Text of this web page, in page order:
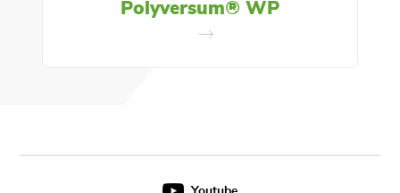
Polyversum® WP